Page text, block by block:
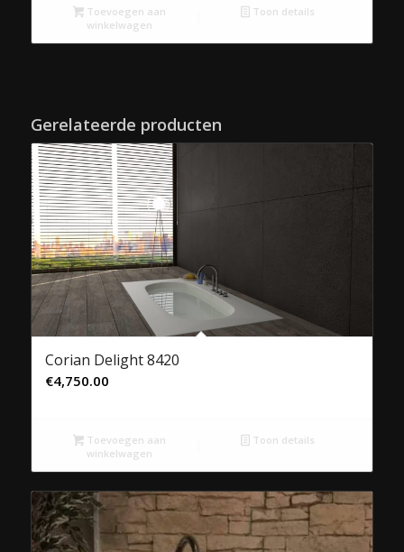
Toevoegen aan
winkelwagen
Toon details
Gerelateerde producten
Corian Delight 8420
€4,750.00
Toevoegen aan
winkelwagen
Toon details